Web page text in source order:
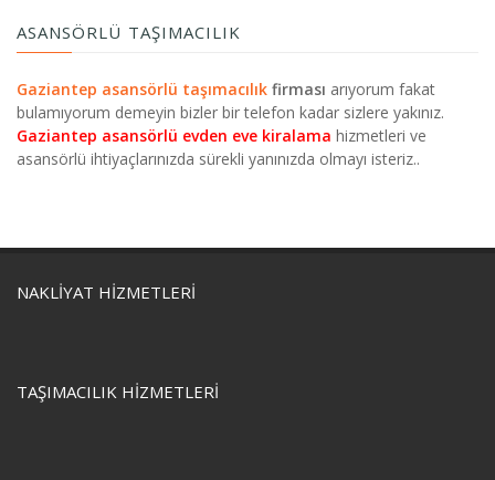
ASANSÖRLÜ TAŞIMACILIK
Gaziantep asansörlü taşımacılık firması arıyorum fakat
bulamıyorum demeyin bizler bir telefon kadar sizlere yakınız.
Gaziantep asansörlü evden eve kiralama hizmetleri ve
asansörlü ihtiyaçlarınızda sürekli yanınızda olmayı isteriz..
NAKLIYAT HIZMETLERI
TAŞIMACILIK HIZMETLERI